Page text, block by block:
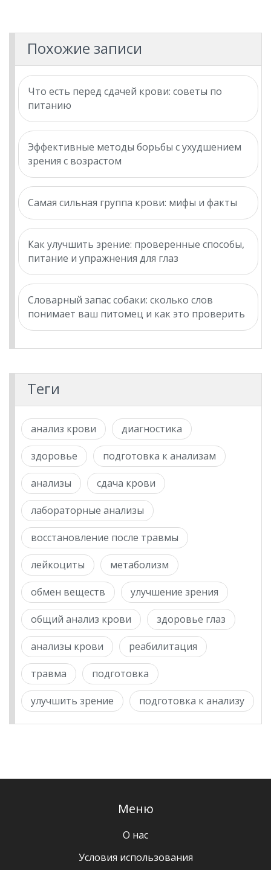
Похожие записи
Что есть перед сдачей крови: советы по
питанию
Эффективные методы борьбы с ухудшением
зрения с возрастом
Самая сильная группа крови: мифы и факты
Как улучшить зрение: проверенные способы,
питание и упражнения для глаз
Словарный запас собаки: сколько слов
понимает ваш питомец и как это проверить
Теги
анализ крови диагностика
здоровье подготовка к анализам
анализы сдача крови
лабораторные анализы
восстановление после травмы
лейкоциты метаболизм
обмен веществ улучшение зрения
общий анализ крови здоровье глаз
анализы крови реабилитация
травма подготовка
улучшить зрение подготовка к анализу
Меню
О нас
Условия использования